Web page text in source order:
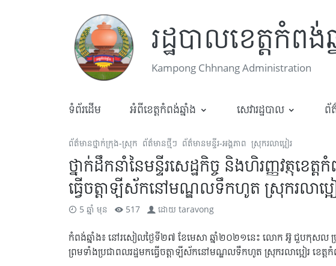
រដ្ឋបាលខេត្តកំពង់
Kampong Chhnang Administration
ទំព័រដើម អំពីខេត្តកំពង់ឆ្នាំង សេវារដ្ឋបាល ព័
ព័ត៌មានថ្នាក់ក្រុង-ស្រុក ព័ត៌មានថ្មីៗ ព័ត៌មានមន្ទីរ-អង្គភាព ស្រុករលាប្អៀរ
ថ្នាក់ដឹកនាំនៃមន្ទីរសេដ្ឋកិច្ច និងហិរញ្ញវត្ថុខេ
ធ្វើចត្តាឡីស័កនៅមណ្ឌលទឹកហូត ស្រុករលាប្អ
5 ឆ្នាំ មុន 517 ដោយ taravong
កំពង់ឆ្នាំង៖ នៅរសៀលថ្ងៃទី២៧ ខែមេសា ឆ្នាំ២០២១នេះ លោក អ៊ូ ជួបកុសល ប្រធ
ព្រមទាំងប្រជាពលរដ្ឋមកធ្វើចត្តាឡីស័កនៅមណ្ឌលទឹកហូត ស្រុករលាប្អៀរ ខេត្តកំ